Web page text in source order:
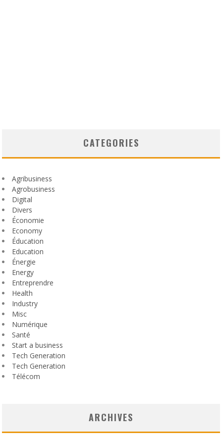
CATEGORIES
Agribusiness
Agrobusiness
Digital
Divers
Économie
Economy
Éducation
Education
Énergie
Energy
Entreprendre
Health
Industry
Misc
Numérique
Santé
Start a business
Tech Generation
Tech Generation
Télécom
ARCHIVES